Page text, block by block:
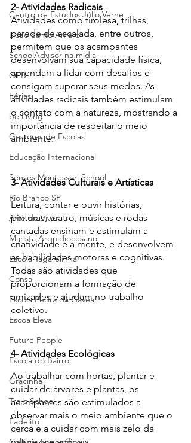
Centro de Estudos Júlio Verne
Liceo Santo Amaro
SchoolAdvisor na mídia
OEBi
Férias
be.Living
Gestores de Escolas
Educação Internacional
Senses Montessori School
Rio Branco SP
Arte de Viver
Marista Arquidiocesano
Escola Tagarelinha
Consa
Escola Pedra da Gávea
Escoa Eleva
Future People
Escola do Bairro
Gracinha
Trails School
Fadelito
2- Atividades Radicais
Atividades como tirolesa, trilhas,
parede de escalada, entre outros,
permitem que os acampantes
desenvolvam sua capacidade física,
aprendam a lidar com desafios e
consigam superar seus medos. As
atividades radicais também estimulam
o contato com a natureza, mostrando a
importância de respeitar o meio
ambiente.
3- Atividades Culturais e Artísticas
Leitura, contar e ouvir histórias,
pinturas, teatro, músicas e rodas
cantadas ensinam e estimulam a
criatividade e a mente, e desenvolvem
as habilidades motoras e cognitivas.
Todas são atividades que
proporcionam a formação de
amizades e ajudam no trabalho
coletivo.
4- Atividades Ecológicas
Ao trabalhar com hortas, plantar e
cuidar de árvores e plantas, os
acampantes são estimulados a
observar mais o meio ambiente que o
cerca e a cuidar com mais zelo da